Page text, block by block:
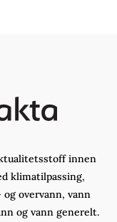
innen
klimatilpassing,
overvann, vann
og vann generelt.